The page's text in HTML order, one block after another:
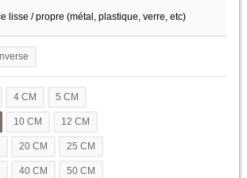
lisse / propre (métal, plastique, verre, etc)
Inverse
4 CM 5 CM
10 CM 12 CM
20 CM 25 CM
40 CM 50 CM